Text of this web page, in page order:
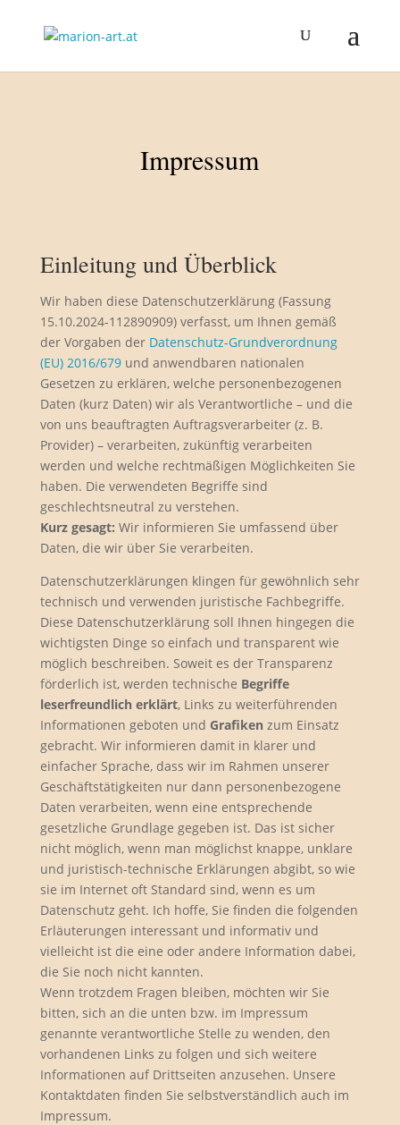
Impressum
Einleitung und Überblick
Wir haben diese Datenschutzerklärung (Fassung
15.10.2024-112890909) verfasst, um Ihnen gemäß
der Vorgaben der Datenschutz-Grundverordnung
(EU) 2016/679und anwendbaren nationalen
Gesetzen zu erklären, welche personenbezogenen
Daten (kurz Daten) wir als Verantwortliche – und die
von uns beauftragten Auftragsverarbeiter (z. B.
Provider) – verarbeiten, zukünftig verarbeiten
werden und welche rechtmäßigen Möglichkeiten Sie
haben. Die verwendeten Begriffe sind
geschlechtsneutral zu verstehen.
Kurz gesagt: Wir informieren Sie umfassend über
Daten, die wir über Sie verarbeiten.
Datenschutzerklärungen klingen für gewöhnlich sehr
technisch und verwenden juristische Fachbegriffe.
Diese Datenschutzerklärung soll Ihnen hingegen die
wichtigsten Dinge so einfach und transparent wie
möglich beschreiben. Soweit es der Transparenz
förderlich ist, werden technische Begriffe
leserfreundlich erklärt, Links zu weiterführenden
Informationen geboten und Grafiken zum Einsatz
gebracht. Wir informieren damit in klarer und
einfacher Sprache, dass wir im Rahmen unserer
Geschäftstätigkeiten nur dann personenbezogene
Daten verarbeiten, wenn eine entsprechende
gesetzliche Grundlage gegeben ist. Das ist sicher
nicht möglich, wenn man möglichst knappe, unklare
und juristisch-technische Erklärungen abgibt, so wie
sie im Internet oft Standard sind, wenn es um
Datenschutz geht. Ich hoffe, Sie finden die folgenden
Erläuterungen interessant und informativ und
vielleicht ist die eine oder andere Information dabei,
die Sie noch nicht kannten.
Wenn trotzdem Fragen bleiben, möchten wir Sie
bitten, sich an die unten bzw. im Impressum
genannte verantwortliche Stelle zu wenden, den
vorhandenen Links zu folgen und sich weitere
Informationen auf Drittseiten anzusehen. Unsere
Kontaktdaten finden Sie selbstverständlich auch im
Impressum.